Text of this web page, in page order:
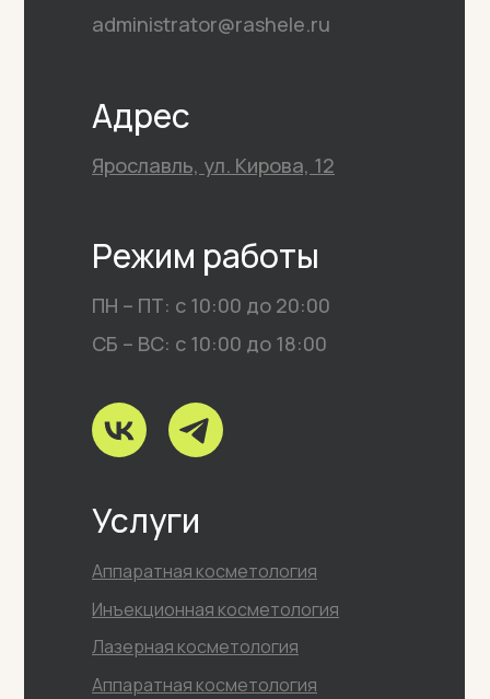
Адрес
Режим работы
Ярославль, ул. Кирова, 12
ПН – ПТ: с 10:00 до 20:00
СБ – ВС: с 10:00 до 18:00
administrator@rashele.ru
Услуги
Аппаратная косметология
Инъекционная косметология
Лазерная косметология
Аппаратная косметология